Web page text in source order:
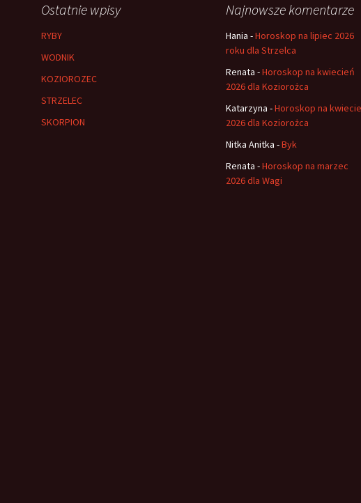
Ostatnie wpisy
RYBY
WODNIK
KOZIOROZEC
STRZELEC
SKORPION
Najnowsze komentarze
Hania -Horoskop na lipiec 2026
roku dla Strzelca
Renata -Horoskop na kwiecień
2026 dla Koziorożca
Katarzyna -Horoskop na
2026 dla Koziorożca
Nitka Anitka -Byk
Renata -Horoskop na marzec
2026 dla Wagi